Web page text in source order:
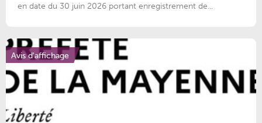
en date du 30 juin 2026 portant enregistrement de...
Avis d'affichage